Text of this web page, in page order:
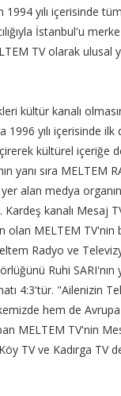
1994 yılı içerisinde
İstanbul'u
TV olarak ulusal
kültür kanalı
1996 yılı içerisinde ilk
kültürel içeriğe
yanı sıra MELTEM
alan medya
Kardeş kanalı Mesaj
olan MELTEM TV'nin
Radyo ve
Ruhi SARI'nın
4:3'tür. "Ailenizin
hem de
MELTEM TV'nin
TV ve Kadırga TV